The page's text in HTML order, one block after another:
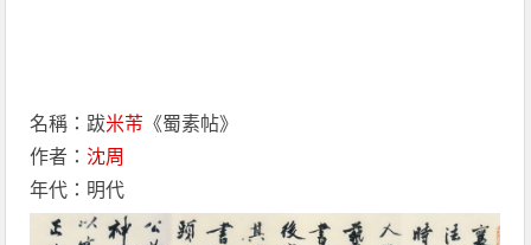
名稱：跋米芾 《蜀素帖》
作者： 沈周
年代：明代